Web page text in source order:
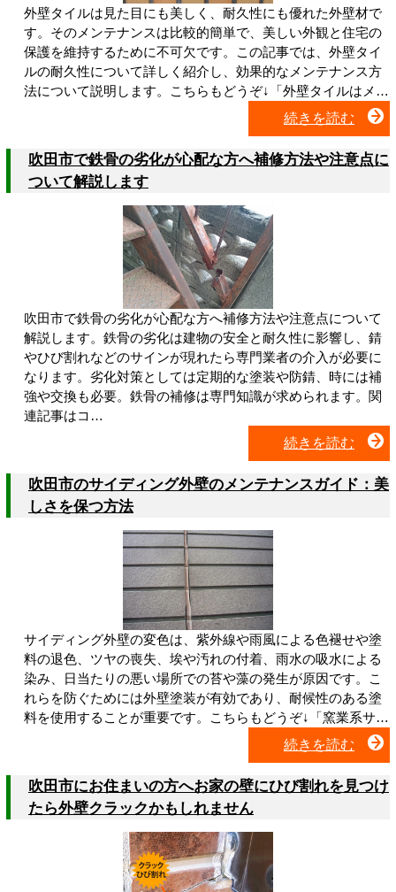
外壁タイルは見た目にも美しく、耐久性にも優れた外壁材で
す。そのメンテナンスは比較的簡単で、美しい外観と住宅の
保護を維持するために不可欠です。この記事では、外壁タイ
ルの耐久性について詳しく紹介し、効果的なメンテナンス方
法について説明します。こちらもどうぞ↓「外壁タイルはメ…
続きを読む
吹田市で鉄骨の劣化が心配な方へ補修方法や注意点に
ついて解説します
吹田市で鉄骨の劣化が心配な方へ補修方法や注意点について
解説します。鉄骨の劣化は建物の安全と耐久性に影響し、錆
やひび割れなどのサインが現れたら専門業者の介入が必要に
なります。劣化対策としては定期的な塗装や防錆、時には補
強や交換も必要。鉄骨の補修は専門知識が求められます。関
連記事はコ…
続きを読む
吹田市のサイディング外壁のメンテナンスガイド：美
しさを保つ方法
サイディング外壁の変色は、紫外線や雨風による色褪せや塗
料の退色、ツヤの喪失、埃や汚れの付着、雨水の吸水による
染み、日当たりの悪い場所での苔や藻の発生が原因です。こ
れらを防ぐためには外壁塗装が有効であり、耐候性のある塗
料を使用することが重要です。こちらもどうぞ↓「窯業系サ…
続きを読む
吹田市にお住まいの方へお家の壁にひび割れを見つけ
たら外壁クラックかもしれません